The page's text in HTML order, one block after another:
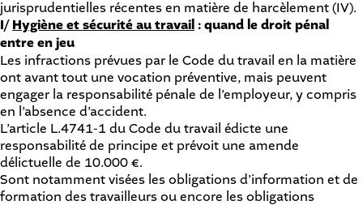
jurisprudentielles récentes en matière de harcèlement (IV).
I/Hygiène et sécurité au travail: quand le droit pénal
entre en jeu
Les infractions prévues par le Code du travail en la matière
ont avant tout une vocation préventive, mais peuvent
engager la responsabilité pénale de l’employeur, y compris
en l’absence d’accident.
L’article L.4741-1 du Code du travail édicte une
responsabilité de principe et prévoit une amende
délictuelle de 10.000 €.
Sont notamment visées les obligations d’information et de
formation des travailleurs ou encore les obligations